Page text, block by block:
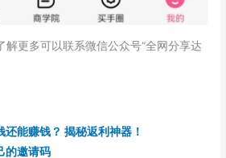
解更多可以联系微信公众号“全网分享达
能赚钱？ 揭秘返利神器！
的邀请码